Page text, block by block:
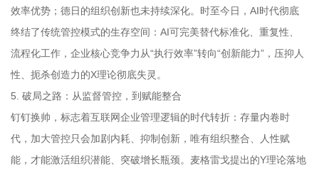
效率优势；德日的组织创新也未持续深化。时至今日，AI时代彻底
终结了传统管控模式的生存空间：AI可完美替代标准化、重复性、
流程化工作，企业核心竞争力从“执行效率”转向“创新能力”，压抑人
性、扼杀创造力的X理论彻底失灵。
5. 破局之路：从监督管控，到赋能整合
钉钉换帅，标志着互联网企业管理逻辑的时代转折：存量内卷时
代，加大管控只会加剧内耗、抑制创新，唯有组织整合、人性赋
能，才能激活组织潜能、突破增长瓶颈。麦格雷戈提出的Y理论落地